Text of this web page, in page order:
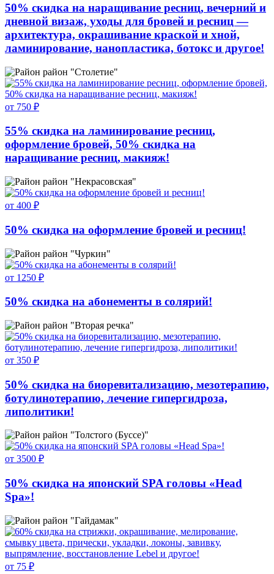
50% скидка на наращивание ресниц, вечерний и
дневной визаж, уходы для бровей и ресниц —
архитектура, окрашивание краской и хной,
ламинирование, нанопластика, ботокс и другое!
район "Столетие"
от 750 ₽
55% скидка на ламинирование ресниц,
оформление бровей, 50% скидка на
наращивание ресниц, макияж!
район "Некрасовская"
от 400 ₽
50% скидка на оформление бровей и ресниц!
район "Чуркин"
от 1250 ₽
50% скидка на абонементы в солярий!
район "Вторая речка"
от 350 ₽
50% скидка на биоревитализацию, мезотерапию,
ботулинотерапию, лечение гипергидроза,
липолитики!
район "Толстого (Буссе)"
от 3500 ₽
50% скидка на японский SPA головы «Head
Spa»!
район "Гайдамак"
от 75 ₽